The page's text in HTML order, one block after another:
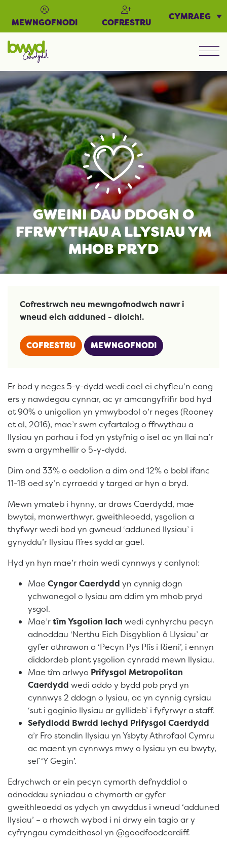
MEWNGOFNODI COFRESTRU
CYMRAEG
GWEINI DAU DDOGN O
FFRWYTHAU A LLYSIAU YM
MHOB PRYD
Cofrestrwch neu mewngofnodwch nawr i
wneud eich adduned - diolch!.
COFRESTRU MEWNGOFNODI
Er bod y neges 5-y-dydd wedi cael ei chyfleu’n eang
ers y nawdegau cynnar, ac yr amcangyfrifir bod hyd
at 90% o unigolion yn ymwybodol o’r neges (Rooney
et al, 2016), mae’r swm cyfartalog o ffrwythau a
llysiau yn parhau i fod yn ystyfnig o isel ac yn llai na’r
swm a argymhellir o 5-y-dydd.
Dim ond 33% o oedolion a dim ond 12% o bobl ifanc
11-18 oed sy’n cyrraedd y targed ar hyn o bryd.
Mewn ymateb i hynny, ar draws Caerdydd, mae
bwytai, manwerthwyr, gweithleoedd, ysgolion a
thyfwyr wedi bod yn gwneud ‘adduned llysiau’ i
gynyddu’r llysiau ffres sydd ar gael.
Hyd yn hyn mae’r rhain wedi cynnwys y canlynol:
Mae Cyngor Caerdydd yn cynnig dogn
ychwanegol o lysiau am ddim ym mhob pryd
ysgol.
Mae’rtîm Ysgolion Iach wedi cynhyrchu pecyn
adnoddau ‘Nerthu Eich Disgyblion â Llysiau’ ar
gyfer athrawon a ‘Pecyn Pys Plîs i Rieni’, i ennyn
diddordeb plant ysgolion cynradd mewn llysiau.
Mae tîm arlwyo Prifysgol Metropolitan
Caerdydd wedi addo y bydd pob pryd yn
cynnwys 2 ddogn o lysiau, ac yn cynnig cyrsiau
‘sut i goginio llysiau ar gyllideb’ i fyfyrwyr a staff.
Sefydlodd Bwrdd Iechyd Prifysgol Caerdydd
a’r Fro stondin llysiau yn Ysbyty Athrofaol Cymru
ac maent yn cynnwys mwy o lysiau yn eu bwyty,
sef ‘Y Gegin’.
Edrychwch ar ein pecyn cymorth defnyddiol o
adnoddau syniadau a chymorth ar gyfer
gweithleoedd os ydych yn awyddus i wneud ‘adduned
llysiau’ – a rhowch wybod i ni drwy ein tagio ar y
cyfryngau cymdeithasol yn @goodfoodcardiff.